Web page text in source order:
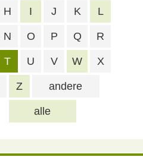
alle
H I J K L
N O P Q R
T U V W X
Z andere